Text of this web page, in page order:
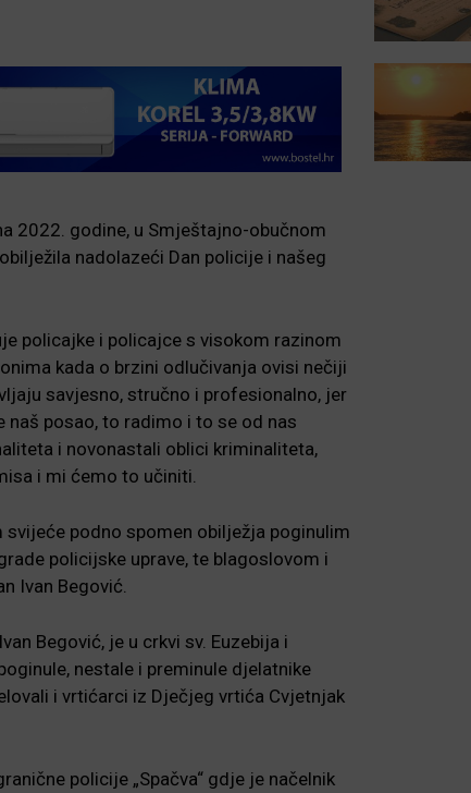
2022. godine, u Smještajno-obučnom
nadolazeći Dan policije i našeg
policajke i policajce s visokom razinom
kada o brzini odlučivanja ovisi nečiji
savjesno, stručno i profesionalno, jer
posao, to radimo i to se od nas
i novonastali oblici kriminaliteta,
i mi ćemo to učiniti.
podno spomen obilježja poginulim
policijske uprave, te blagoslovom i
Ivan Begović.
Begović, je u crkvi sv. Euzebija i
nestale i preminule djelatnike
i vrtićarci iz Dječjeg vrtića Cvjetnjak
policije „Spačva“ gdje je načelnik